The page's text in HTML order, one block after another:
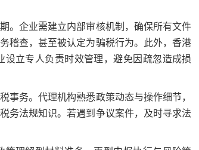
企业需建立内部审核机制，确保所有文件
稽查，甚至被认定为骗税行为。此外，香港
立专人负责时效管理，避免因疏忽造成损
务。代理机构熟悉政策动态与操作细节，
务法规知识。若遇到争议案件，及时寻求法